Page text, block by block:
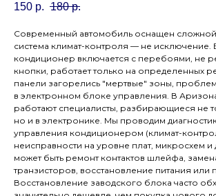
150 р. 180 р.
Современный автомобиль оснащен
система климат-контроля — не исключение.
кондиционер включается с перебоями, не
кнопки, работает только на определенных
панели загорелись "мертвые" зоны,
в электронном блоке управления. В
работают специалисты, разбирающиеся не
но и в электронике. Мы проводим
управления кондиционером (климат-
неисправности на уровне плат, микросхем
может быть ремонт контактов шлейфа,
транзисторов, восстановление питания
Восстановление заводского блока часто